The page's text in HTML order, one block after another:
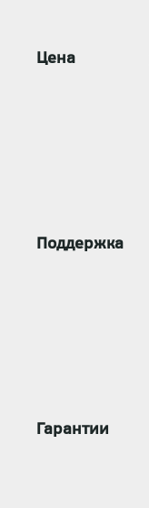
Цена
Поддержка
Гарантии